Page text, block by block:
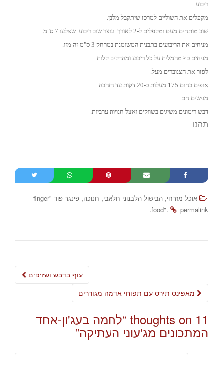
ריבוע.
מקפלים את השוליים למרכז שיתקבל מלבן.
שוב מותחים מעט ומקפלים ל-2 לאורך. ונוצר שוב ריבוע. שצלעו 7 ס"מ.
מניחים את הריבועים בתבנית המשומנת במרחק 3 ס"מ זה מזו.
מניחים כף מהמלית על כל ריבוע ומהדקים קלות.
לפזר את הצנוברים מעל.
אופים בחום 175 מעלות כ-20 דקות עד הזהבה.
מגישים חם.
דבש רימונים משיגים בשווקים ואצל חנויות ערביות.
תהנו
אוכל מזרחי, הבישול הלבנוני חלאבי, חנוכה,
פינגר פוד "finger
food". permalink
.
Post
עוף בדבש ושזיפים
11 thoughts on “ לחמה בעג'ון-אחד
המתכונים מג'עוני העתיקה”